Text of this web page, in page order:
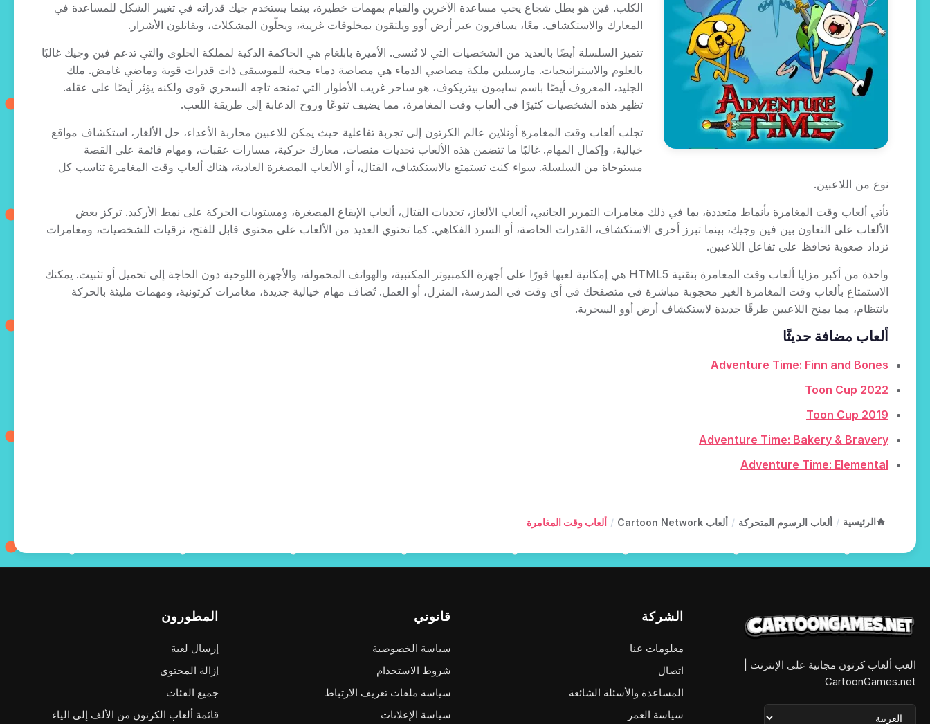
الكلب. فين هو بطل شجاع يحب مساعدة الآخرين والقيام بمهمات خطيرة، بينما يستخدم جيك قدراته في تغيير الشكل للمساعدة في
المعارك والاستكشاف. معًا، يسافرون عبر أرض أوو ويلتقون بمخلوقات غريبة، ويحلّون المشكلات، ويقاتلون الأشرار.
تتميز السلسلة أيضًا بالعديد من الشخصيات التي لا تُنسى. الأميرة بابلغام هي الحاكمة الذكية لمملكة الحلوى والتي تدعم فين وجيك غالبًا
بالعلوم والاستراتيجيات. مارسيلين ملكة مصاصي الدماء هي مصاصة دماء محبة للموسيقى ذات قدرات قوية وماضي غامض. ملك
الجليد، المعروف أيضًا باسم سايمون بيتريكوف، هو ساحر غريب الأطوار التي تمنحه تاجه السحري قوى ولكنه يؤثر أيضًا على عقله.
تظهر هذه الشخصيات كثيرًا في ألعاب وقت المغامرة، مما يضيف تنوعًا وروح الدعابة إلى طريقة اللعب.
تجلب ألعاب وقت المغامرة أونلاين عالم الكرتون إلى تجربة تفاعلية حيث يمكن للاعبين محاربة الأعداء، حل الألغاز، استكشاف مواقع
خيالية، وإكمال المهام. غالبًا ما تتضمن هذه الألعاب تحديات منصات، معارك حركية، مسارات عقبات، ومهام قائمة على القصة
مستوحاة من السلسلة. سواء كنت تستمتع بالاستكشاف، القتال، أو الألعاب المصغرة العادية، هناك ألعاب وقت المغامرة تناسب كل
نوع من اللاعبين.
تأتي ألعاب وقت المغامرة بأنماط متعددة، بما في ذلك مغامرات التمرير الجانبي، ألعاب الألغاز، تحديات القتال، ألعاب الإيقاع المصغرة، ومستويات الحركة على نمط الأركيد. تركز بعض
الألعاب على التعاون بين فين وجيك، بينما تبرز أخرى الاستكشاف، القدرات الخاصة، أو السرد الفكاهي. كما تحتوي العديد من الألعاب على محتوى قابل للفتح، ترقيات للشخصيات، ومغامرات
تزداد صعوبة تحافظ على تفاعل اللاعبين.
واحدة من أكبر مزايا ألعاب وقت المغامرة بتقنية HTML5 هي إمكانية لعبها فورًا على أجهزة الكمبيوتر المكتبية، والهواتف المحمولة، والأجهزة اللوحية دون الحاجة إلى تحميل أو تثبيت. يمكنك
الاستمتاع بألعاب وقت المغامرة الغير محجوبة مباشرة في متصفحك في أي وقت في المدرسة، المنزل، أو العمل. تُضاف مهام خيالية جديدة، مغامرات كرتونية، ومهمات مليئة بالحركة
بانتظام، مما يمنح اللاعبين طرقًا جديدة لاستكشاف أرض أوو السحرية.
ألعاب مضافة حديثًا
Adventure Time: Finn and Bones
Toon Cup 2022
Toon Cup 2019
Adventure Time: Bakery & Bravery
Adventure Time: Elemental
الرئيسية / ألعاب الرسوم المتحركة / ألعاب Cartoon Network / ألعاب وقت المغامرة
العب ألعاب كرتون مجانية على الإنترنت |
CartoonGames.net
الشركة
معلومات عنا
اتصال
المساعدة والأسئلة الشائعة
سياسة العمر
قانوني
سياسة الخصوصية
شروط الاستخدام
سياسة ملفات تعريف الارتباط
سياسة الإعلانات
المطورون
إرسال لعبة
إزالة المحتوى
جميع الفئات
قائمة ألعاب الكرتون من الألف إلى الياء